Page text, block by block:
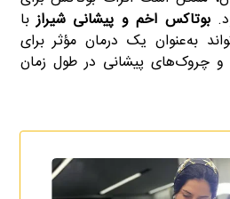
بوتاکس اخم و پیشانی شیرازبا
به‌عنوان یک درمان مؤثر برای
چروک‌های پیشانی در طول زمان